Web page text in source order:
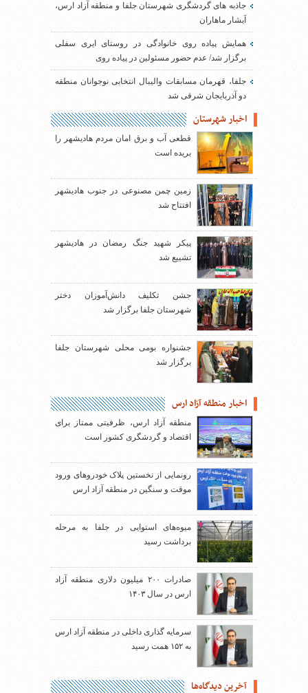
جاذبه های گردشگری شهرستان جلفا و منطقه آزاد ارس،
آبشار ماهاران
همایش پیاده روی خانوادگی در روستای ایری سفلی
برگزار شد/ عدم حضور مسئولین در پیاده روی
جلفا، قهرمان مسابقات والیبال انتخابی نوجوانان منطقه
دو آذربایجان شرقی شد
اخبار شهرستان
قطعی آب و برق امان مردم هادیشهر را
بریده است
زمین چمن مصنوعی در جنوب هادیشهر
افتتاح شد
پیکر شهید جنگ رمضان در هادیشهر
تشییع شد
جشن تکلیف دانش‌آموزان دختر
شهرستان جلفا برگزار شد
جشنواره بومی محلی شهرستان جلفا
برگزار شد
اخبار منطقه آزاد ارس
منطقه آزاد ارس، ظرفیتی ممتاز برای
اقتصاد و گردشگری کشور است
رونمایی از نخستین پلاک خودروهای ورود
موقت و سنگین در منطقه آزاد ارس
میوه‌های استوایی در جلفا به مرحله
برداشت رسید
صادرات ۲۰۰ میلیون دلاری منطقه آزاد
ارس در سال ۱۴۰۳
سرمایه گذاری داخلی در منطقه آزاد ارس
به ۱۵۲ همت رسید
آخرین دیدگاه‌ها